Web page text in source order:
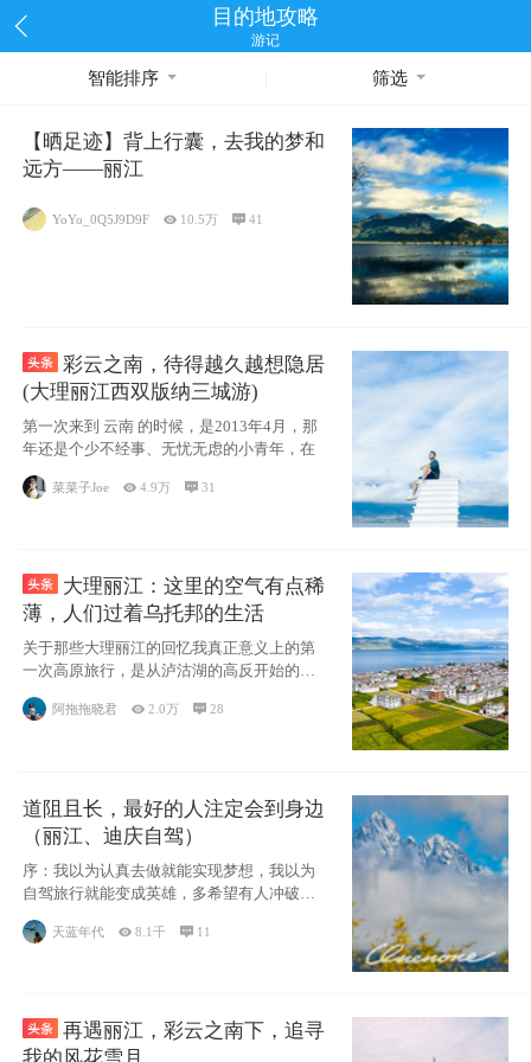
目的地攻略
游记
智能排序 筛选
【晒足迹】背上行囊，去我的梦和
远方——丽江
YoYo_0Q5J9D9F  10.5万 41
彩云之南，待得越久越想隐居
(大理丽江西双版纳三城游)
第一次来到 云南 的时候，是2013年4月，那
年还是个少不经事、无忧无虑的小青年，在
菜菜子Joe 4.9万  31
大理丽江：这里的空气有点稀
薄，人们过着乌托邦的生活
关于那些大理丽江的回忆我真正意义上的第
一次高原旅行，是从泸沽湖的高反开始的，
因为感冒
阿拖拖晓君 2.0万 28
道阻且长，最好的人注定会到身边
（丽江、迪庆自驾）
序：我以为认真去做就能实现梦想，我以为
自驾旅行就能变成英雄，多希望有人冲破疑
天蓝年代 8.1千  11
再遇丽江，彩云之南下，追寻